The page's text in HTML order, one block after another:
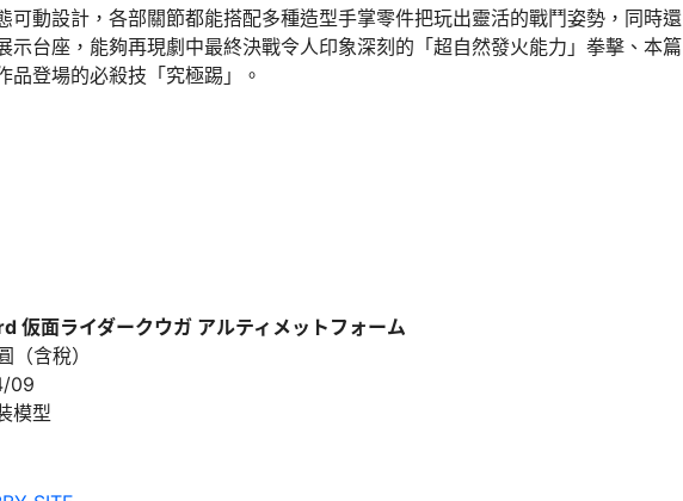
可動設計，各部關節都能搭配多種造型手掌零件把玩出靈活的戰鬥姿勢，同時還
示台座，能夠再現劇中最終決戰令人印象深刻的「超自然發火能力」拳擊、本篇
品登場的必殺技「究極踢」。
面ライダークウガ アルティメットフォーム
含稅）
09
模型